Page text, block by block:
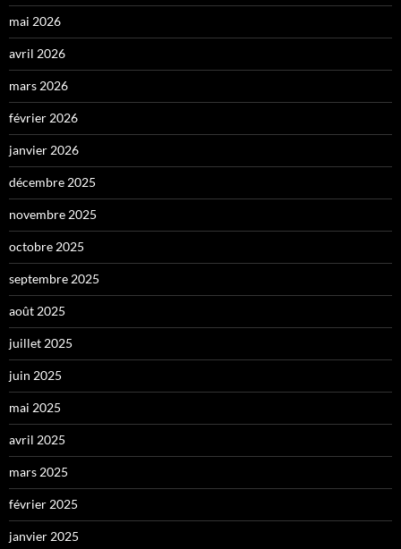
mai 2026
avril 2026
mars 2026
février 2026
janvier 2026
décembre 2025
novembre 2025
octobre 2025
septembre 2025
août 2025
juillet 2025
juin 2025
mai 2025
avril 2025
mars 2025
février 2025
janvier 2025